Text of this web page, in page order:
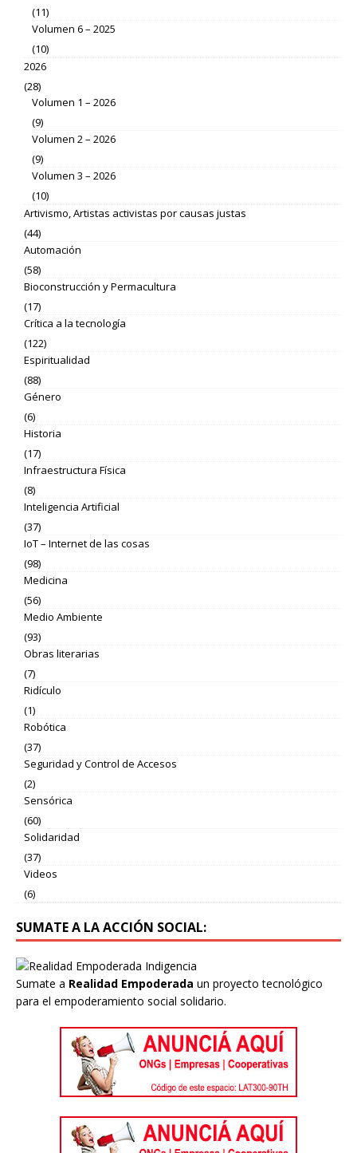
(11)
Volumen 6 – 2025
(10)
2026
(28)
Volumen 1 – 2026
(9)
Volumen 2 – 2026
(9)
Volumen 3 – 2026
(10)
Artivismo, Artistas activistas por causas justas
(44)
Automación
(58)
Bioconstrucción y Permacultura
(17)
Crítica a la tecnología
(122)
Espiritualidad
(88)
Género
(6)
Historia
(17)
Infraestructura Física
(8)
Inteligencia Artificial
(37)
IoT – Internet de las cosas
(98)
Medicina
(56)
Medio Ambiente
(93)
Obras literarias
(7)
Ridículo
(1)
Robótica
(37)
Seguridad y Control de Accesos
(2)
Sensórica
(60)
Solidaridad
(37)
Videos
(6)
SUMATE A LA ACCIÓN SOCIAL:
Sumate a Realidad Empoderada un proyecto tecnológico
para el empoderamiento social solidario.